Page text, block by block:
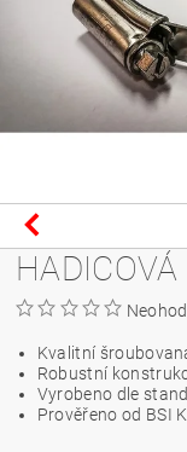
Kvalitní
Robustní
Vyrobeno dle
Prověřeno od BSI